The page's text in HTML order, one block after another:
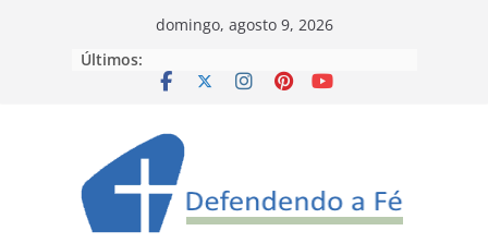
domingo, agosto 9, 2026
Últimos: